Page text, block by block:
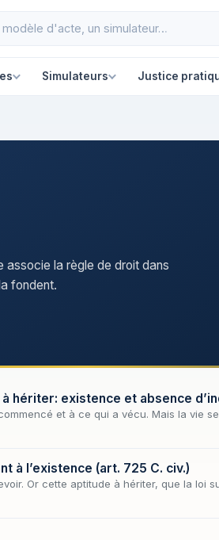
Simulateurs Justice
associe la règle de droit dans
fondent.
hériter: existence et absence
et à ce qui a vécu. Mais la vie
à l’existence (art. 725 C. civ.)
Or cette aptitude à hériter, que la loi